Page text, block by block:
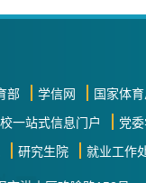
部 学信网
国家体
一站式信息门户
党
研究生院 就业工作